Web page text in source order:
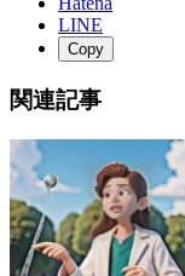
LINE
Copy
関連記事